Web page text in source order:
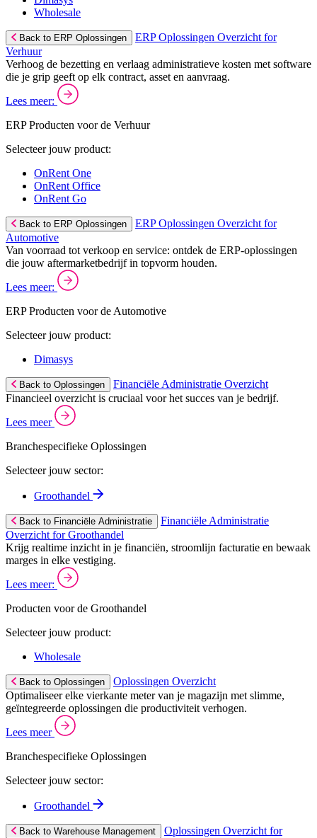
Wholesale
Back to ERP Oplossingen
ERP Oplossingen Overzicht for
Verhuur
Verhoog de bezetting en verlaag administratieve kosten met software
die je grip geeft op elk contract, asset en aanvraag.
Lees meer:
ERP Producten voor de Verhuur
Selecteer jouw product:
OnRent One
OnRent Office
OnRent Go
Back to ERP Oplossingen
ERP Oplossingen Overzicht for
Automotive
Van voorraad tot verkoop en service: ontdek de ERP-oplossingen
die jouw aftermarketbedrijf in topvorm houden.
Lees meer:
ERP Producten voor de Automotive
Selecteer jouw product:
Dimasys
Back to Oplossingen
Financiële Administratie Overzicht
Financieel overzicht is cruciaal voor het succes van je bedrijf.
Lees meer
Branchespecifieke Oplossingen
Selecteer jouw sector:
Groothandel
Back to Financiële Administratie
Financiële Administratie
Overzicht for Groothandel
Krijg realtime inzicht in je financiën, stroomlijn facturatie en bewaak
marges in elke vestiging.
Lees meer:
Producten voor de Groothandel
Selecteer jouw product:
Wholesale
Back to Oplossingen
Oplossingen Overzicht
Optimaliseer elke vierkante meter van je magazijn met slimme,
geïntegreerde oplossingen die productiviteit verhogen.
Lees meer
Branchespecifieke Oplossingen
Selecteer jouw sector:
Groothandel
Back to Warehouse Management
Oplossingen Overzicht for